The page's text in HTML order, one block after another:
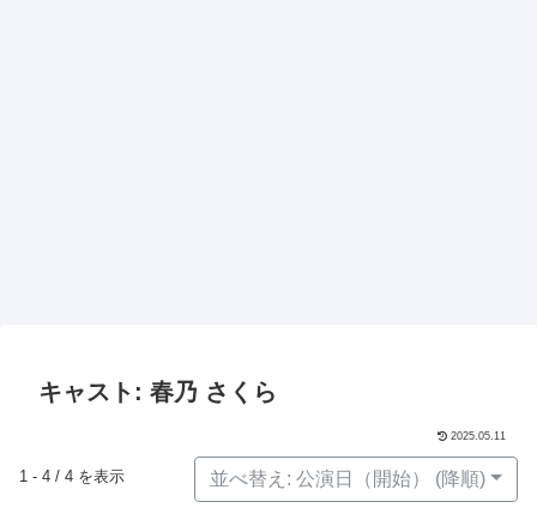
キャスト: 春乃 さくら
2025.05.11
1 - 4 / 4 を表示 並べ替え: 公演日（開始） (降順)